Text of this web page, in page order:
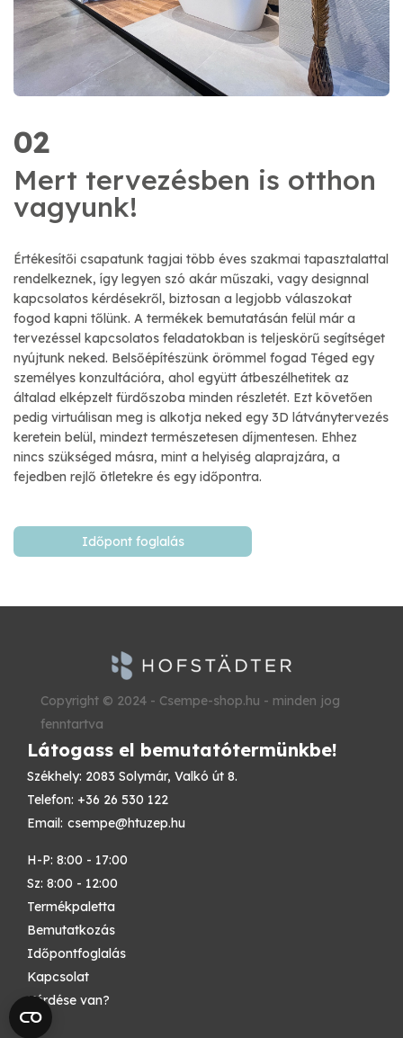
02
Mert tervezésben is otthon
vagyunk!
Értékesítői csapatunk tagjai több éves szakmai tapasztalattal
rendelkeznek, így legyen szó akár műszaki, vagy designnal
kapcsolatos kérdésekről, biztosan a legjobb válaszokat
fogod kapni tőlünk. A termékek bemutatásán felül már a
tervezéssel kapcsolatos feladatokban is teljeskörű segítséget
nyújtunk neked. Belsőépítészünk örömmel fogad Téged egy
személyes konzultációra, ahol együtt átbeszélhetitek az
általad elképzelt fürdőszoba minden részletét. Ezt követően
pedig virtuálisan meg is alkotja neked egy 3D látványtervezés
keretein belül, mindezt természetesen díjmentesen. Ehhez
nincs szükséged másra, mint a helyiség alaprajzára, a
fejedben rejlő ötletekre és egy időpontra.
Időpont foglalás
Copyright © 2024 - Csempe-shop.hu - minden jog
fenntartva
Látogass el bemutatótermünkbe!
Székhely: 2083 Solymár, Valkó út 8.
Telefon: +36 26 530 122
Email: csempe@htuzep.hu
H-P: 8:00 - 17:00
Sz: 8:00 - 12:00
Termékpaletta
Bemutatkozás
Időpontfoglalás
Kapcsolat
Kérdése van?